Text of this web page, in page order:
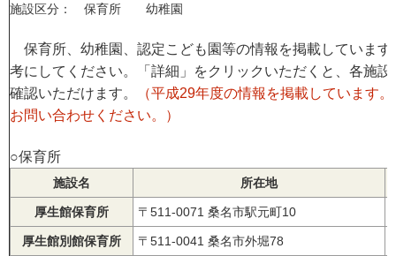
施設区分： 保育所 幼稚園
保育所、幼稚園、認定こども園等の情報を掲載していま
考にしてください。「詳細」をクリックいただくと、各施
確認いただけます。
（平成29年度の情報を掲載しています
お問い合わせください。）
○保育所
施設名 所在地
厚生館保育所 〒511-0071 桑名市駅元町10
厚生館別館保育所 〒511-0041 桑名市外堀78